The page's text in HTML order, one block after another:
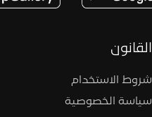
القانون
شروط الاستخدام
سياسة الخصوصية